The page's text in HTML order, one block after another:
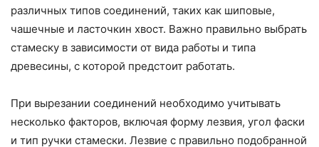
различных типов соединений, таких как шиповые,
чашечные и ласточкин хвост. Важно правильно выбрать
стамеску в зависимости от вида работы и типа
древесины, с которой предстоит работать.
При вырезании соединений необходимо учитывать
несколько факторов, включая форму лезвия, угол фаски
и тип ручки стамески. Лезвие с правильно подобранной